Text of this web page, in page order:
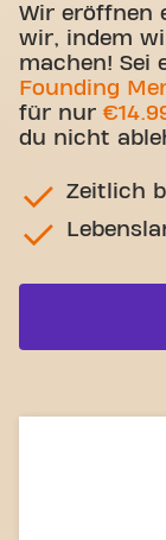
Wir eröffnen
wir, indem
machen! Sei
Founding
für nur
du nicht
Zeitlich